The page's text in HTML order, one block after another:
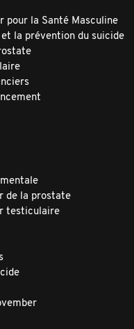
pour la Santé Masculine
la prévention du suicide
de la prostate
testiculaire